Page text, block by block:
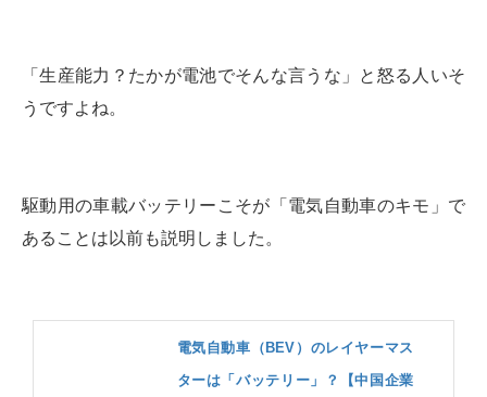
「生産能力？たかが電池でそんな言うな」と怒る人いそ
うですよね。
駆動用の車載バッテリーこそが「電気自動車のキモ」で
あることは以前も説明しました。
電気自動車（BEV）のレイヤーマス
ターは「バッテリー」？【中国企業